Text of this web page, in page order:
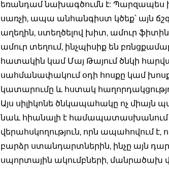
եռանդամ նախագծումն է: Պարզապես
սառչի, ապա անհանգիստ կծեք՝ այն
աղեղին, ստեղծելով խիտ, ամուր
ամուր տեղում, ինչպիսիք են
հատակին կամ Մայ Թայում ծնկի
սահմանափակում օդի հոսքը կամ
կատարումը և հստակ
Այս սիլիկոնե ծնկապահակը ոչ միայն
նաև հիանալի է համապատասխանում
վերահսկողություն, որն ապահովում
բարձր ստանդարտներին, ինչը այն
սպորտային ակումբների, մանրածախ